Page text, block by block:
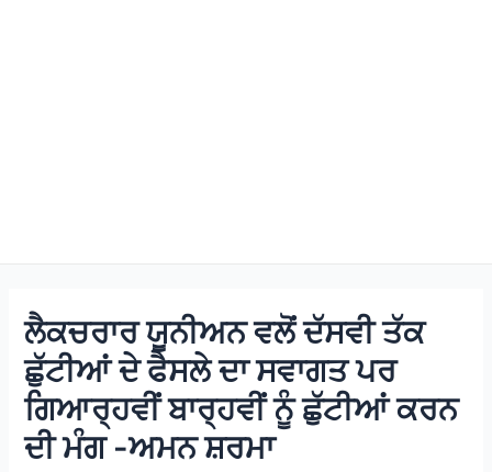
ਲੈਕਚਰਾਰ ਯੂਨੀਅਨ ਵਲੋਂ ਦੱਸਵੀ ਤੱਕ
ਛੁੱਟੀਆਂ ਦੇ ਫੈਸਲੇ ਦਾ ਸਵਾਗਤ ਪਰ
ਗਿਆਰ੍ਹਵੀਂ ਬਾਰ੍ਹਵੀਂ ਨੂੰ ਛੁੱਟੀਆਂ ਕਰਨ
ਦੀ ਮੰਗ -ਅਮਨ ਸ਼ਰਮਾ